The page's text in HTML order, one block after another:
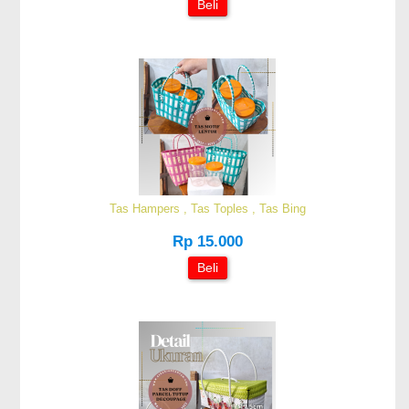
Beli
Tas Hampers , Tas Toples , Tas Bing
Rp 15.000
Beli